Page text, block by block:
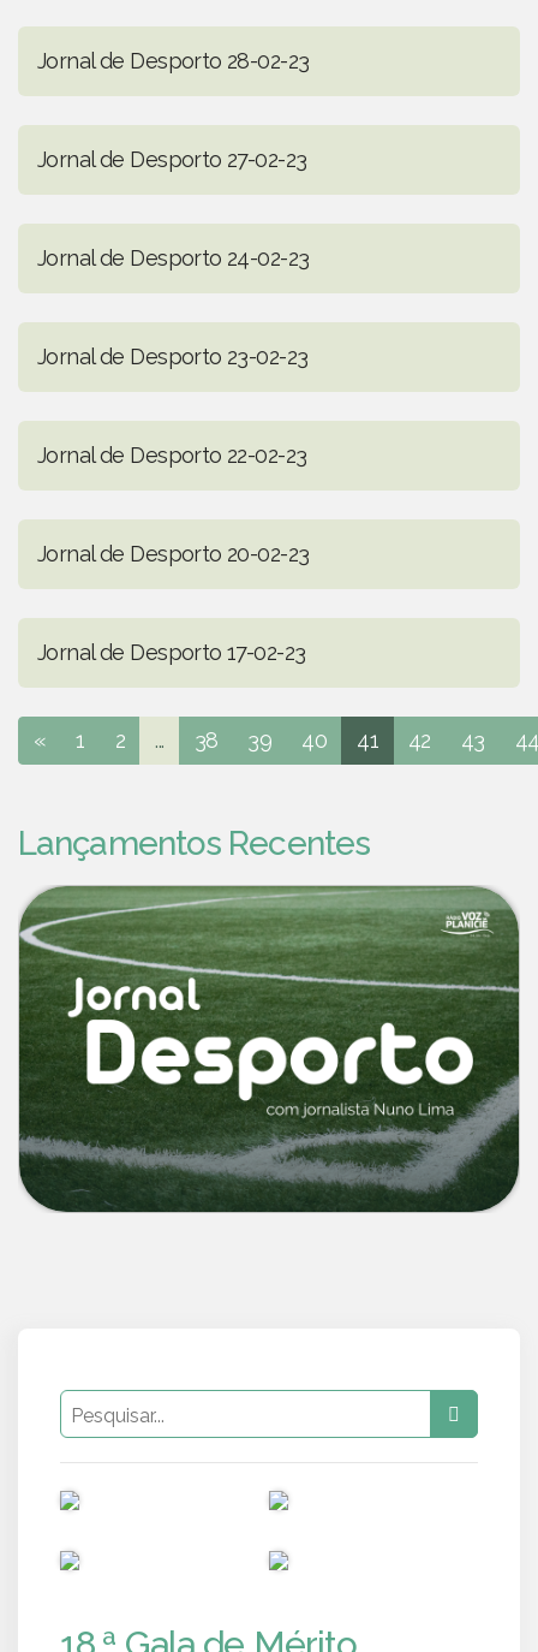
Jornal de Desporto 28-02-23
Jornal de Desporto 27-02-23
Jornal de Desporto 24-02-23
Jornal de Desporto 23-02-23
Jornal de Desporto 22-02-23
Jornal de Desporto 20-02-23
Jornal de Desporto 17-02-23
« 1 2 ... 38 39 40 41 42 43
Lançamentos Recentes